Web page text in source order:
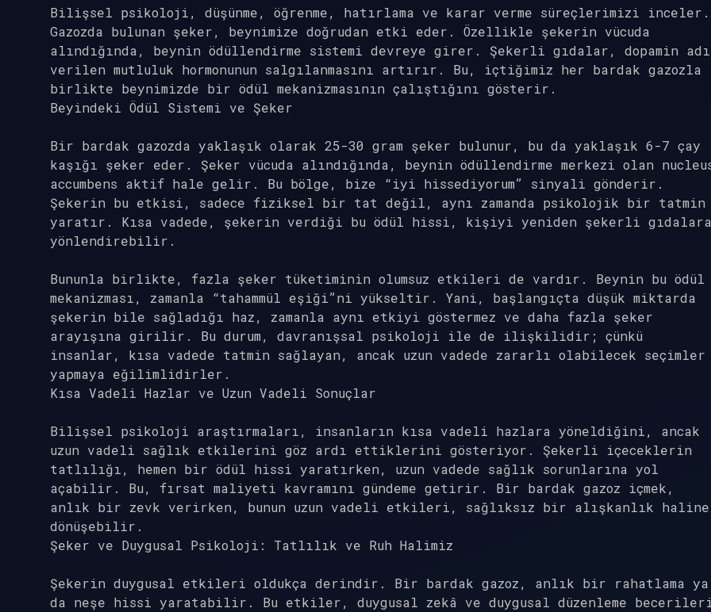
Bilişsel psikoloji, düşünme, öğrenme, hatırlama ve karar verme süreçlerimizi inceler.
Gazozda bulunan şeker, beynimize doğrudan etki eder. Özellikle şekerin vücuda
alındığında, beynin ödüllendirme sistemi devreye girer. Şekerli gıdalar, dopamin adı
verilen mutluluk hormonunun salgılanmasını artırır. Bu, içtiğimiz her bardak gazozla
birlikte beynimizde bir ödül mekanizmasının çalıştığını gösterir.
Beyindeki Ödül Sistemi ve Şeker
Bir bardak gazozda yaklaşık olarak 25-30 gram şeker bulunur, bu da yaklaşık 6-7 çay
kaşığı şeker eder. Şeker vücuda alındığında, beynin ödüllendirme merkezi olan
accumbens aktif hale gelir. Bu bölge, bize “iyi hissediyorum” sinyali gönderir.
Şekerin bu etkisi, sadece fiziksel bir tat değil, aynı zamanda psikolojik bir tatmin
yaratır. Kısa vadede, şekerin verdiği bu ödül hissi, kişiyi yeniden şekerli gıdalara
yönlendirebilir.
Bununla birlikte, fazla şeker tüketiminin olumsuz etkileri de vardır. Beynin bu ödül
mekanizması, zamanla “tahammül eşiği”ni yükseltir. Yani, başlangıçta düşük miktarda
şekerin bile sağladığı haz, zamanla aynı etkiyi göstermez ve daha fazla şeker
arayışına girilir. Bu durum, davranışsal psikoloji ile de ilişkilidir; çünkü
insanlar, kısa vadede tatmin sağlayan, ancak uzun vadede zararlı olabilecek seçimler
yapmaya eğilimlidirler.
Kısa Vadeli Hazlar ve Uzun Vadeli Sonuçlar
Bilişsel psikoloji araştırmaları, insanların kısa vadeli hazlara yöneldiğini, ancak
uzun vadeli sağlık etkilerini göz ardı ettiklerini gösteriyor. Şekerli içeceklerin
tatlılığı, hemen bir ödül hissi yaratırken, uzun vadede sağlık sorunlarına yol
açabilir. Bu, fırsat maliyeti kavramını gündeme getirir. Bir bardak gazoz içmek,
anlık bir zevk verirken, bunun uzun vadeli etkileri, sağlıksız bir alışkanlık haline
dönüşebilir.
Şeker ve Duygusal Psikoloji: Tatlılık ve Ruh Halimiz
Şekerin duygusal etkileri oldukça derindir. Bir bardak gazoz, anlık bir rahatlama ya
da neşe hissi yaratabilir. Bu etkiler, duygusal zekâ ve duygusal düzenleme